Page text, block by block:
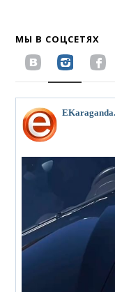
МЫ В СОЦСЕТЯХ